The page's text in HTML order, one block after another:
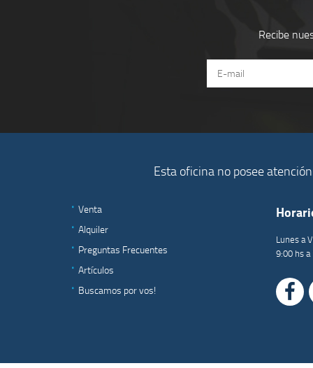
Recibe
Esta oficina no posee
Venta
Alquiler
Preguntas Frecuentes
Artículos
Buscamos por vos!
Lunes a
9:00 hs